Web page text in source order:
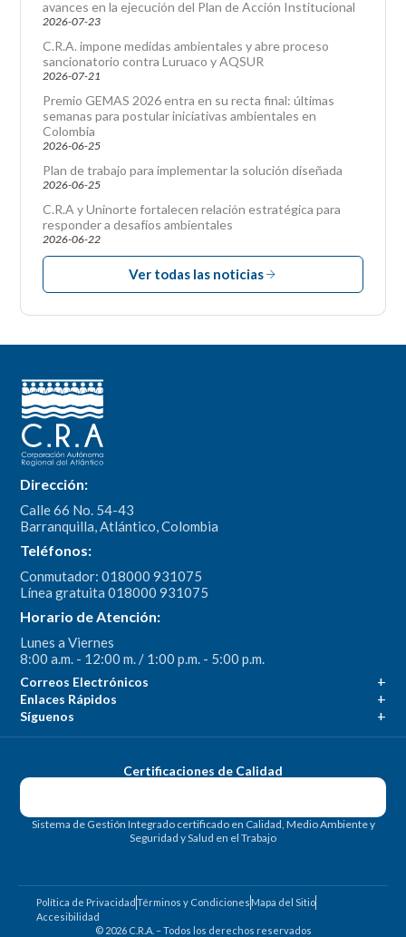
avances en la ejecución del Plan de Acción Institucional
2026-07-23
C.R.A. impone medidas ambientales y abre proceso
sancionatorio contra Luruaco y AQSUR
2026-07-21
Premio GEMAS 2026 entra en su recta final: últimas
semanas para postular iniciativas ambientales en
Colombia
2026-06-25
Plan de trabajo para implementar la solución diseñada
2026-06-25
C.R.A y Uninorte fortalecen relación estratégica para
responder a desafíos ambientales
2026-06-22
Ver todas las noticias
Dirección:
Calle 66 No. 54-43
Barranquilla, Atlántico, Colombia
Teléfonos:
Conmutador: 018000 931075
Línea gratuita 018000 931075
Horario de Atención:
Lunes a Viernes
8:00 a.m. - 12:00 m. / 1:00 p.m. - 5:00 p.m.
Correos Electrónicos
Enlaces Rápidos
Síguenos
Certificaciones de Calidad
Sistema de Gestión Integrado certificado en Calidad, Medio Ambiente y
Seguridad y Salud en el Trabajo
Política de PrivacidadTérminos y Condiciones Mapa del Sitio
Accesibilidad
© 2026 C.R.A. – Todos los derechos reservados